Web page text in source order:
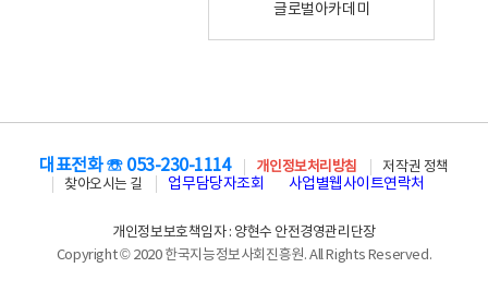
글로벌아카데미
대표전화 ☏ 053-230-1114 개인정보처리방침
저작권 정책
찾아오시는 길
업무담당자조회 사업별웹사이트연락처
개인정보보호책임자 : 양현수 안전경영관리단장
Copyright © 2020 한국지능정보사회진흥원. All Rights Reserved.